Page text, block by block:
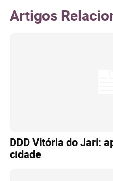
Artigos
DDD Vitória do Jari:
cidade